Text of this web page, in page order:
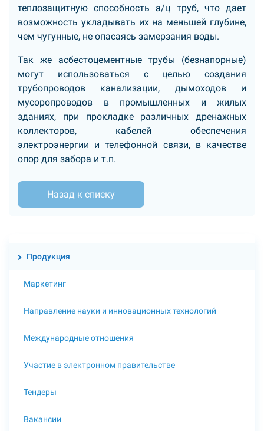
теплозащитную способность а/ц труб, что дает
возможность укладывать их на меньшей глубине,
чем чугунные, не опасаясь замерзания воды.
Так же асбестоцементные трубы (безнапорные)
могут использоваться с целью создания
трубопроводов канализации, дымоходов и
мусоропроводов в промышленных и жилых
зданиях, при прокладке различных дренажных
коллекторов, кабелей обеспечения
электроэнергии и телефонной связи, в качестве
опор для забора и т.п.
Назад к списку
Продукция
Маркетинг
Направление науки и инновационных технологий
Международные отношения
Участие в электронном правительстве
Тендеры
Вакансии